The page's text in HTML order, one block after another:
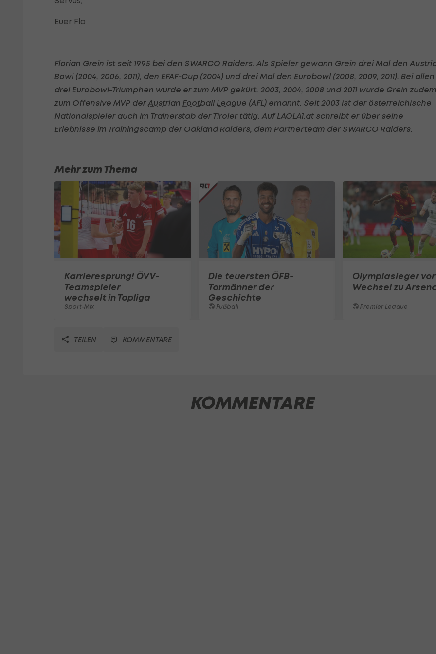
Euer Flo
Florian Grein ist seit 1995 bei den SWARCO Raiders. Als Spieler gewann Grein drei Mal den
Bowl (2004, 2006, 2011), den EFAF-Cup (2004) und drei Mal den Eurobowl (2008, 2009, 2011). Bei allen
drei Eurobowl-Triumphen wurde er zum MVP gekürt. 2003, 2004, 2008 und 2011 wurde Grein zudem
zum Offensive MVP derAustrian Football League (AFL) ernannt. Seit 2003 ist der österreichische
Nationalspieler auch im Trainerstab der Tiroler tätig. Auf LAOLA1.at schreibt er über seine
Erlebnisse im Trainingscamp der Oakland Raiders, dem Partnerteam der SWARCO Raiders.
Mehr zum Thema
Karrieresprung! ÖVV-
Teamspieler
wechselt in Topliga
Sport-Mix
Die teuersten ÖFB-
Tormänner der
Geschichte
Fußball
Olympiasieger vor
Wechsel zu
Premier League
TEILEN KOMMENTARE
KOMMENTARE